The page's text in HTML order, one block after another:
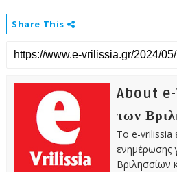
Share This
About
των
Το e-vrilissia
ενημέρωσης
Βριλησσίων